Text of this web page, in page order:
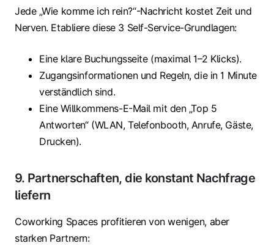
Jede „Wie komme ich rein?“-Nachricht kostet Zeit und
Nerven. Etabliere diese 3 Self-Service-Grundlagen:
Eine klare Buchungsseite (maximal 1–2 Klicks).
Zugangsinformationen und Regeln, die in 1 Minute
verständlich sind.
Eine Willkommens-E-Mail mit den „Top 5
Antworten“ (WLAN, Telefonbooth, Anrufe, Gäste,
Drucken).
9. Partnerschaften, die konstant Nachfrage
liefern
Coworking Spaces profitieren von wenigen, aber
starken Partnern: